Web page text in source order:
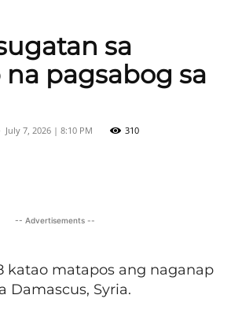
sa
pagsabog sa
July 7, 2026 | 8:10 PM 310
-- Advertisements --
katao matapos ang naganap
Damascus, Syria.